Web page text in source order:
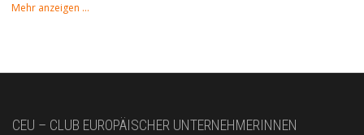
Mehr anzeigen …
CEU – CLUB EUROPÄISCHER UNTERNEHMERINNEN